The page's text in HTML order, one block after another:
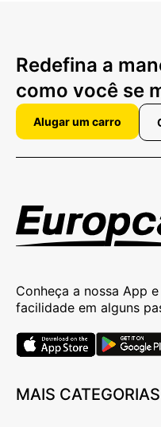
Redefina a
como você se
Alugar um carro
Conheça a nossa App
facilidade em alguns
MAIS CATEGORIAS